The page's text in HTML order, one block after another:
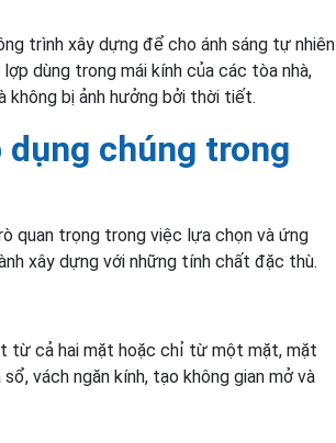
trình xây dựng để cho ánh sáng tự nhiên
dùng trong mái kính của các tòa nhà,
không bị ảnh hưởng bởi thời tiết.
chúng trong
quan trọng trong việc lựa chọn và ứng
xây dựng với những tính chất đặc thù.
từ cả hai mặt hoặc chỉ từ một mặt, mặt
vách ngăn kính, tạo không gian mở và